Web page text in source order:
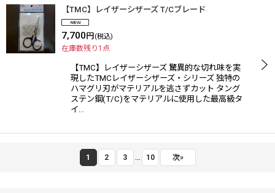
【TMC】レイザーシザーズ T/Cブレード
7,700 円 (税込)
在庫数残り1点
【TMC】レイザーシザーズ 驚異的な切れ味を実
現したTMCレイザーシザーズ・シリーズ 独特の
ハマグリ刃がマテリアルを逃さずカット タング
ステン鋼(T/C)をマテリアルに使用した最高級タ
イ…
1 2 3 ... 10 次»